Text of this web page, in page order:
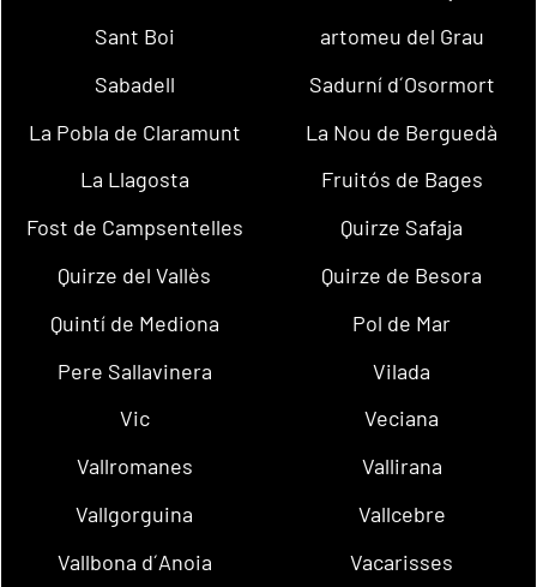
Sant Boi
artomeu del Grau
Sabadell
Sadurní d´Osormort
La Pobla de Claramunt
La Nou de Berguedà
La Llagosta
Fruitós de Bages
Fost de Campsentelles
Quirze Safaja
Quirze del Vallès
Quirze de Besora
Quintí de Mediona
Pol de Mar
Pere Sallavinera
Vilada
Vic
Veciana
Vallromanes
Vallirana
Vallgorguina
Vallcebre
Vallbona d´Anoia
Vacarisses